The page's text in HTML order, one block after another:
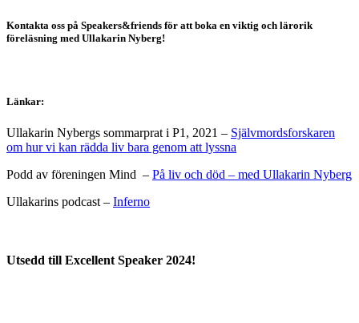
Kontakta oss på Speakers&friends för att boka en viktig och lärorik
föreläsning med Ullakarin Nyberg!
Länkar:
Ullakarin Nybergs sommarprat i P1, 2021 – Självmordsforskaren
om hur vi kan rädda liv bara genom att lyssna
Podd av föreningen Mind – På liv och död – med Ullakarin Nyberg
Ullakarins podcast – Inferno
Utsedd till Excellent Speaker 2024!